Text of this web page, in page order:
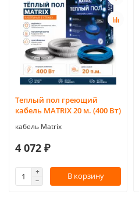
Теплый пол греющий
кабель MATRIX 20 м. (400 Вт)
кабель Matrix
4 072 ₽
В корзину